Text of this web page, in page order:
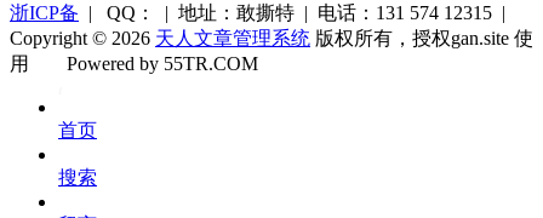
浙ICP备 | QQ： | 地址：敢撕特 | 电话：131 574 12315 |
Copyright © 2026 天人文章管理系统 版权所有，授权gan.site 使
用
库
Powered by 55TR.COM
首页
搜索